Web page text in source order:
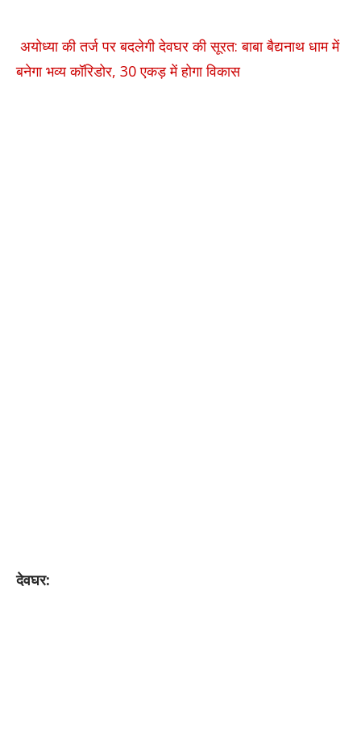
अयोध्या की तर्ज पर बदलेगी देवघर की सूरत: बाबा बैद्यनाथ धाम में
बनेगा भव्य कॉरिडोर, 30 एकड़ में होगा विकास
देवघर: